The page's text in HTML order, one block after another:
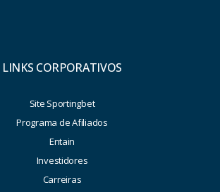
LINKS CORPORATIVOS
Site Sportingbet
Programa de Afiliados
Entain
Investidores
Carreiras